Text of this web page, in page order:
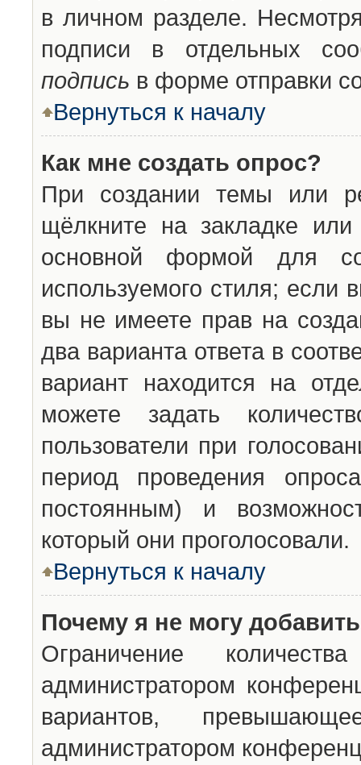
в личном разделе.
подписи в отдельных
подпись в форме отправки
Вернуться к началу
Как мне создать опрос?
При создании темы или
щёлкните на закладке
основной формой для
используемого стиля; если
вы не имеете прав на
два варианта ответа в
вариант находится на
можете задать
пользователи при
период проведения
постоянным) и
который они проголосовали.
Вернуться к началу
Почему я не могу
Ограничение
администратором
вариантов,
администратором